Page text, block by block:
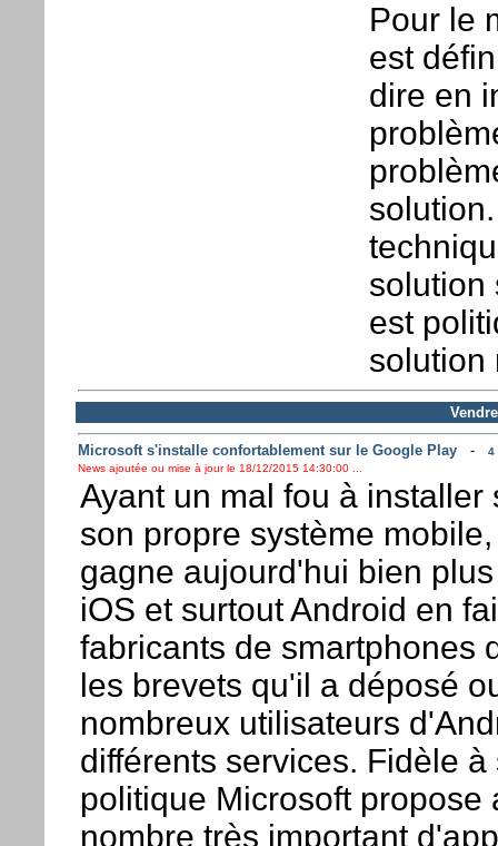
Pour le
est
dire en
solution
est
solution
Microsoft s'installe confortablement sur le Google Play-
4
News ajoutée ou mise à jour le 18/12/2015 14:30:00 ...
Ayant un mal fou à installer
son propre système
gagne aujourd'hui bien
iOS et surtout Android en
fabricants de smartphones
les brevets qu'il a déposé
nombreux utilisateurs
différents services. Fidèle
politique Microsoft propose
nombre très important